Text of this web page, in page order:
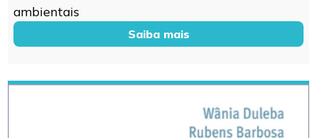
ambientais
Saiba mais